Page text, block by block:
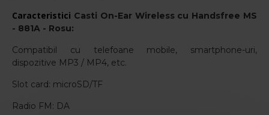
Caracteristici Casti On-Ear Wireless cu Handsfree MS
- 881A - Rosu:
Compatibil cu telefoane mobile, smartphone-uri,
dispozitive MP3 / MP4, etc.
Slot card: microSD/TF
Radio FM: DA